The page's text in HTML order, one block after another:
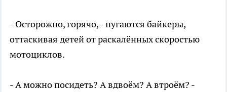
- Осторожно, горячо, - пугаются байкеры,
оттаскивая детей от раскалённых скоростью
мотоциклов.
- А можно посидеть? А вдвоём? А втроём? -